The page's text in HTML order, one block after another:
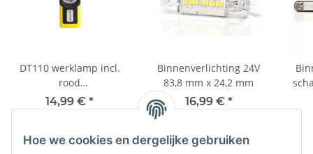
Hoe we cookies en dergelijke gebruiken
DT110 werklamp incl.
rood
waarschuwingslicht - Li-
ion accu
14,99 € *
Binnenverlichting 24V
83,8 mm x 24,2 mm
16,99 € *